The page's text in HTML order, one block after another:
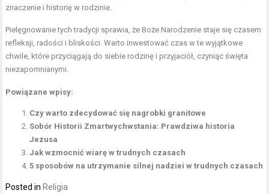
znaczenie i historię w rodzinie.
Pielęgnowanie tych tradycji sprawia, że Boże Narodzenie staje się czasem
refleksji, radości i bliskości. Warto inwestować czas w te wyjątkowe
chwile, które przyciągają do siebie rodzinę i przyjaciół, czyniąc święta
niezapomnianymi.
Powiązane wpisy:
Czy warto zdecydować się nagrobki granitowe
Sobór Historii Zmartwychwstania: Prawdziwa historia
Jezusa
Jak wzmocnić wiarę w trudnych czasach
5 sposobów na utrzymanie silnej nadziei w trudnych czasach
Posted in Religia